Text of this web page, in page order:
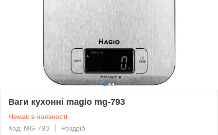
Ваги кухонні magio mg-793
Немає в наявності
Код: MG-793
Роздріб